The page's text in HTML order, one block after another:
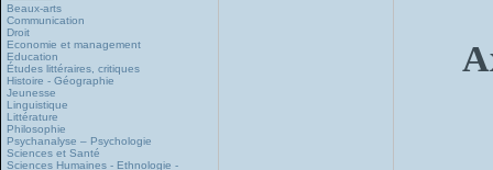
Beaux-arts
Communication
Droit
Economie et management
Education
Études littéraires, critiques
Histoire - Géographie
Jeunesse
Linguistique
Littérature
Philosophie
Psychanalyse – Psychologie
Sciences et Santé
Sciences Humaines - Ethnologie -